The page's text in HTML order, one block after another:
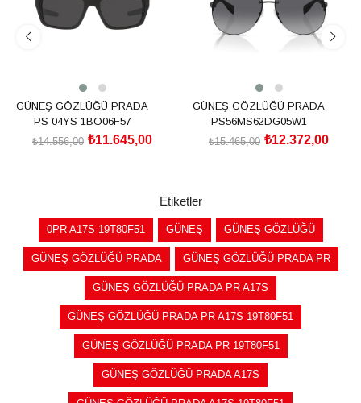
GÜNEŞ GÖZLÜĞÜ PRADA
PS 04YS 1BO06F57
₺11.645,00
₺14.556,00
GÜNEŞ GÖZLÜĞÜ PRADA
PS56MS62DG05W1
₺12.372,00
₺15.465,00
Etiketler
0PR A17S 19T80F51 GÜNEŞ GÜNEŞ GÖZLÜĞÜ
GÜNEŞ GÖZLÜĞÜ PRADA GÜNEŞ GÖZLÜĞÜ PRADA PR
GÜNEŞ GÖZLÜĞÜ PRADA PR A17S
GÜNEŞ GÖZLÜĞÜ PRADA PR A17S 19T80F51
GÜNEŞ GÖZLÜĞÜ PRADA PR 19T80F51
GÜNEŞ GÖZLÜĞÜ PRADA A17S